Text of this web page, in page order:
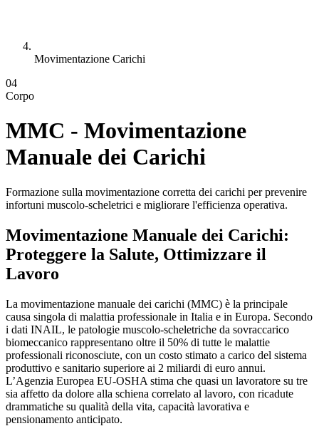
Movimentazione Carichi
04
Corpo
MMC - Movimentazione
Manuale dei Carichi
Formazione sulla movimentazione corretta dei carichi per prevenire
infortuni muscolo-scheletrici e migliorare l'efficienza operativa.
Movimentazione Manuale dei Carichi:
Proteggere la Salute, Ottimizzare il
Lavoro
La movimentazione manuale dei carichi (MMC) è la principale
causa singola di malattia professionale in Italia e in Europa. Secondo
i dati INAIL, le patologie muscolo-scheletriche da sovraccarico
biomeccanico rappresentano oltre il 50% di tutte le malattie
professionali riconosciute, con un costo stimato a carico del sistema
produttivo e sanitario superiore ai 2 miliardi di euro annui.
L’Agenzia Europea EU-OSHA stima che quasi un lavoratore su tre
sia affetto da dolore alla schiena correlato al lavoro, con ricadute
drammatiche su qualità della vita, capacità lavorativa e
pensionamento anticipato.